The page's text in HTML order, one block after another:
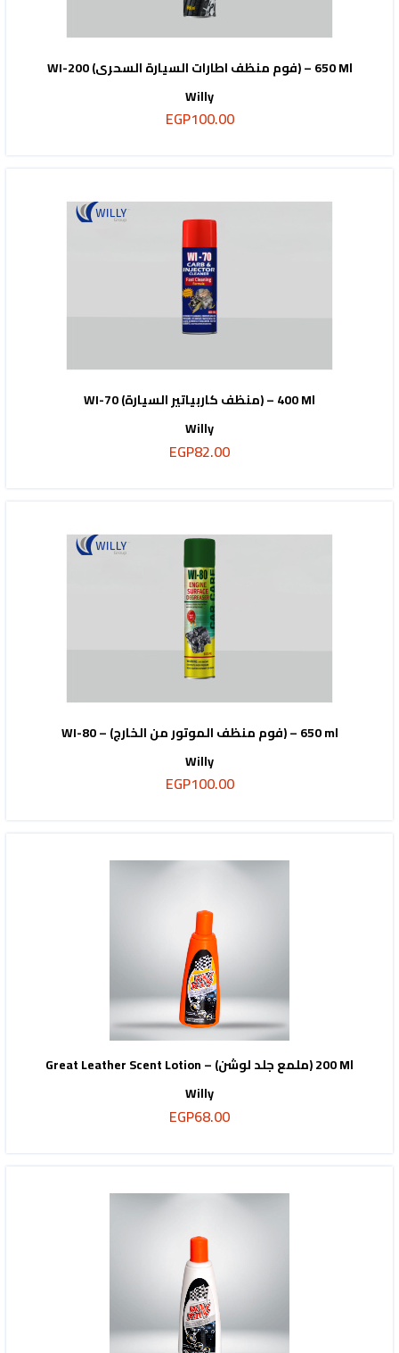
WI-200 (فوم منظف اطارات السيارة السحرى) – 650 Ml
Willy
EGP100.00
WI-70 (منظف كاربياتير السيارة) – 400 Ml
Willy
EGP82.00
WI-80 – (فوم منظف الموتور من الخارج) – 650 ml
Willy
EGP100.00
Great Leather Scent Lotion – (ملمع جلد لوشن) 200 Ml
Willy
EGP68.00